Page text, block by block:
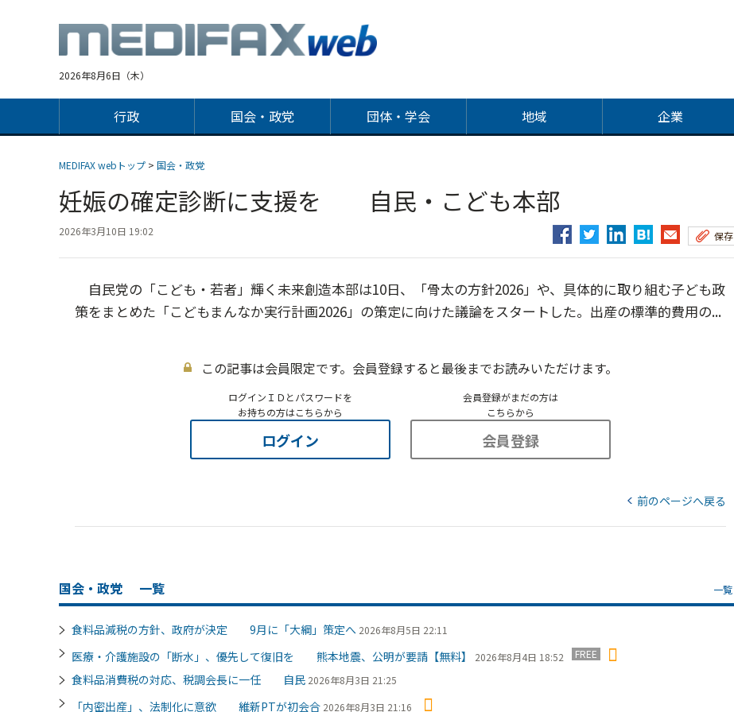
2026年8月6日（木）
行政 国会・政党 団体・学会 地域 企業
MEDIFAX webトップ > 国会・政党
妊娠の確定診断に支援を 自民・こども本部
2026年3月10日 19:02 保存
自民党の「こども・若者」輝く未来創造本部は10日、「骨太の方針2026」や、具体的に取り組む子ども政
策をまとめた「こどもまんなか実行計画2026」の策定に向けた議論をスタートした。出産の標準的費用の...
この記事は会員限定です。会員登録すると最後までお読みいただけます。
ログインＩＤとパスワードを
お持ちの方はこちらから
ログイン
会員登録がまだの方は
こちらから
会員登録
前のページへ戻る
国会・政党 一覧 一覧
食料品減税の方針、政府が決定 9月に「大綱」策定へ 2026年8月5日 22:11
医療・介護施設の「断水」、優先して復旧を 熊本地震、公明が要請【無料】 2026年8月4日 18:52 FREE
食料品消費税の対応、税調会長に一任 自民 2026年8月3日 21:25
「内密出産」、法制化に意欲 維新PTが初会合 2026年8月3日 21:16